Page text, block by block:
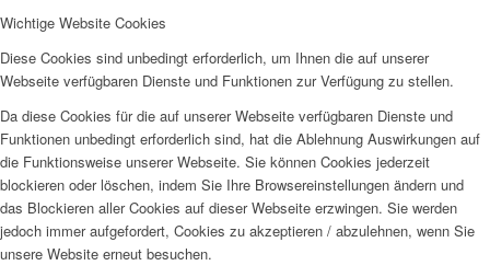
Wichtige Website Cookies
Diese Cookies sind unbedingt erforderlich, um Ihnen die auf unserer
Webseite verfügbaren Dienste und Funktionen zur Verfügung zu stellen.
Da diese Cookies für die auf unserer Webseite verfügbaren Dienste und
Funktionen unbedingt erforderlich sind, hat die Ablehnung Auswirkungen auf
die Funktionsweise unserer Webseite. Sie können Cookies jederzeit
blockieren oder löschen, indem Sie Ihre Browsereinstellungen ändern und
das Blockieren aller Cookies auf dieser Webseite erzwingen. Sie werden
jedoch immer aufgefordert, Cookies zu akzeptieren / abzulehnen, wenn Sie
unsere Website erneut besuchen.